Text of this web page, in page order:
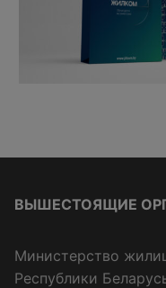
ВЫШЕСТОЯЩИЕ
Министерство
Республики